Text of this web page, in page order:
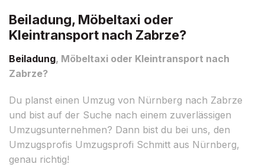
Beiladung, Möbeltaxi oder
Kleintransport nach Zabrze?
Beiladung, Möbeltaxi oder Kleintransport nach
Zabrze?
Du planst einen Umzug von Nürnberg nach Zabrze
und bist auf der Suche nach einem zuverlässigen
Umzugsunternehmen? Dann bist du bei uns, den
Umzugsprofis Umzugsprofi Schmitt aus Nürnberg,
genau richtig!